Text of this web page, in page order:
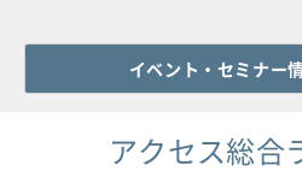
イベント・セミナー
アクセス総合